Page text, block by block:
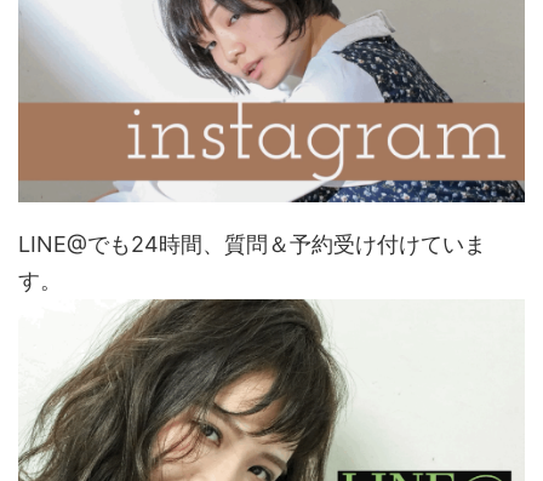
LINE@でも24時間、質問＆予約受け付けていま
す。